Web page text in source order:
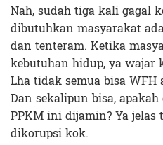
Nah, sudah tiga kali gagal
dibutuhkan masyarakat
dan tenteram. Ketika
kebutuhan hidup, ya wajar
Lha tidak semua bisa WFH
Dan sekalipun bisa,
PPKM ini dijamin? Ya jelas
dikorupsi kok.